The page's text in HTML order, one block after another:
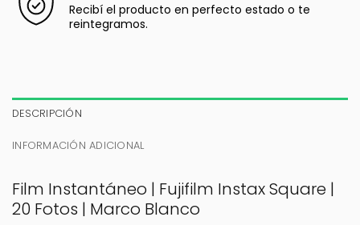
Recibí el producto en perfecto estado o te
reintegramos.
DESCRIPCIÓN
INFORMACIÓN ADICIONAL
Film Instantáneo | Fujifilm Instax Square |
20 Fotos | Marco Blanco